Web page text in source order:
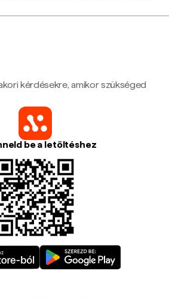
kérdésekre, amikor szükséged
be a letöltéshez